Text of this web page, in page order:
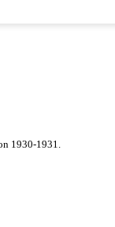
1930-1931.